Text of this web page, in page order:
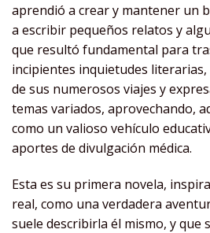
aprendió a crear y mantener un
a escribir pequeños relatos y
que resultó fundamental para
incipientes inquietudes
de sus numerosos viajes y
temas variados, aprovechando,
como un valioso vehículo
aportes de divulgación médica.
Esta es su primera novela,
real, como una verdadera
suele describirla él mismo, y que